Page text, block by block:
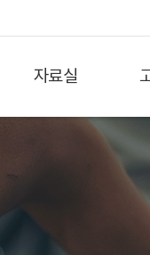
자료실